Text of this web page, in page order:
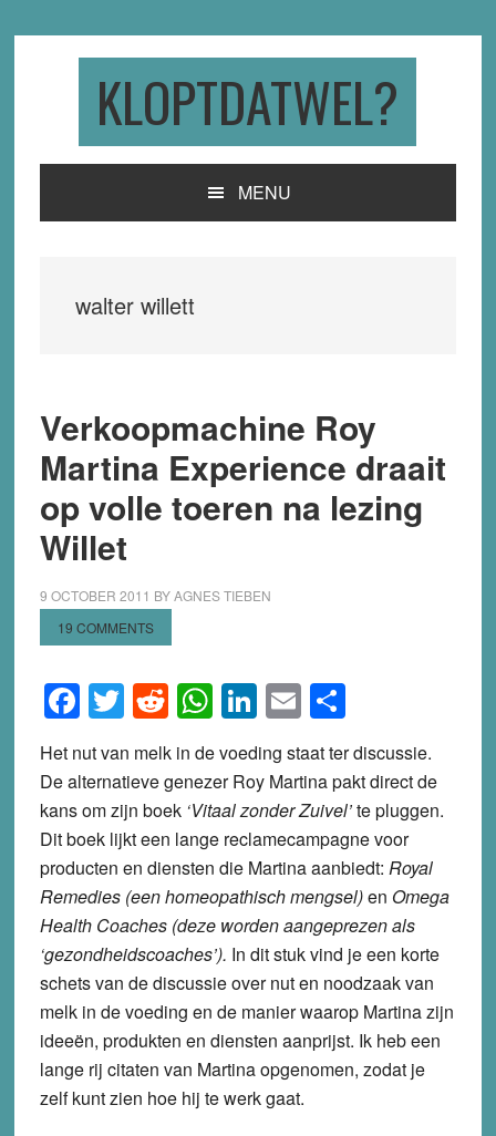
KLOPTDATWEL?
MENU
walter willett
Verkoopmachine Roy
Martina Experience draait
op volle toeren na lezing
Willet
9 OCTOBER 2011 BYAGNES TIEBEN
19 COMMENTS
Facebook
Twitter
Reddit
WhatsApp
LinkedIn
EmailShare
Het nut van melk in de voeding staat ter discussie.
De alternatieve genezer Roy Martina pakt direct de
kans om zijn boek ‘Vitaal zonder Zuivel’te pluggen.
Dit boek lijkt een lange reclamecampagne voor
producten en diensten die Martina aanbiedt: Royal
Remedies (een homeopathisch mengsel)en Omega
Health Coaches (deze worden aangeprezen als
‘gezondheidscoaches’). In dit stuk vind je een korte
schets van de discussie over nut en noodzaak van
melk in de voeding en de manier waarop Martina zijn
ideeën, produkten en diensten aanprijst. Ik heb een
lange rij citaten van Martina opgenomen, zodat je
zelf kunt zien hoe hij te werk gaat.